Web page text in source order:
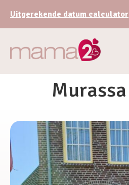
Uitgerekende datum calculator
Murassa